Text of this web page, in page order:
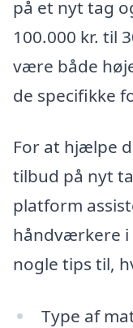
på et nyt tag
100.000 kr. til
være både
de specifikke
For at hjælpe
tilbud på nyt
platform
håndværkere i
nogle tips til,
Type af